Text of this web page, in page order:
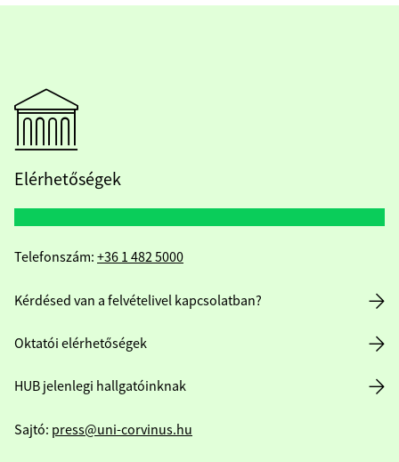
Elérhetőségek
Telefonszám: +36 1 482 5000
Kérdésed van a felvételivel kapcsolatban?
Oktatói elérhetőségek
HUB jelenlegi hallgatóinknak
Sajtó: press@uni-corvinus.hu